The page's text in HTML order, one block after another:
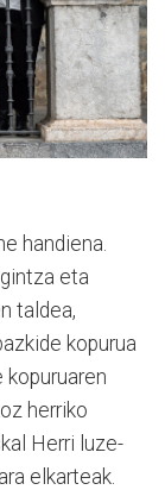
handiena.
eta
taldea,
kopurua
kopuruaren
herriko
Herri luze-
elkarteak.